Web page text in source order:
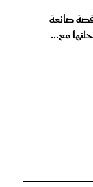
صانعة
مع...